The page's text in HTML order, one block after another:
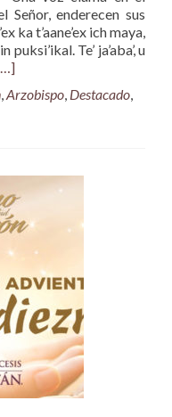
Señor, enderecen sus
ka t’aane’ex ich maya,
Te’ ja’aba’, u
,Arzobispo, Destacado,